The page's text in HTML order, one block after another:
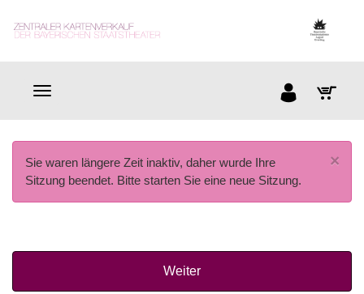
×
Sie waren längere Zeit inaktiv, daher wurde Ihre
Sitzung beendet. Bitte starten Sie eine neue Sitzung.
Weiter